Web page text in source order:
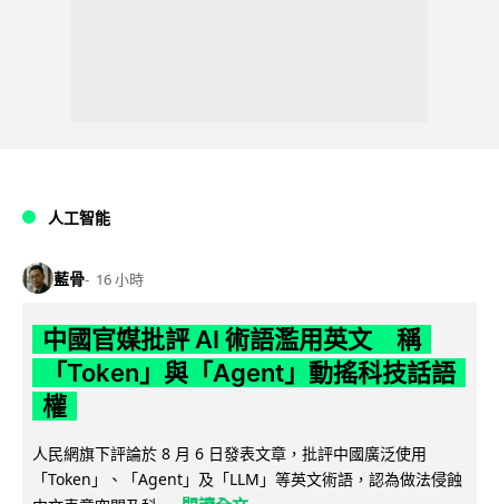
人工智能
藍骨 16 小時
中國官媒批評 AI 術語濫用英文 稱
「Token」與「Agent」動搖科技話語
權
人民網旗下評論於 8 月 6 日發表文章，批評中國廣泛使用
「Token」、「Agent」及「LLM」等英文術語，認為做法侵蝕